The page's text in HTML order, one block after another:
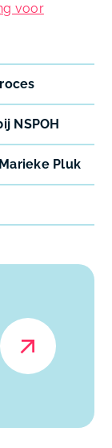
voor
NSPOH
Pluk